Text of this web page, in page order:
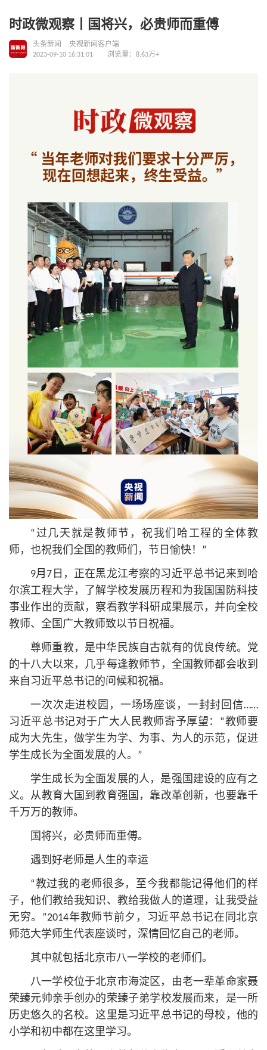
时政微观察丨国将兴，必贵师而重傅
头条新闻
央视新闻客户端
2023-09-10 16:31:01
浏览量：8.63万+
“过几天就是教师节，祝我们哈工程的全体教
师，也祝我们全国的教师们，节日愉快！”
9月7日，正在黑龙江考察的习近平总书记来到哈
尔滨工程大学，了解学校发展历程和为我国国防科技
事业作出的贡献，察看教学科研成果展示，并向全校
教师、全国广大教师致以节日祝福。
尊师重教，是中华民族自古就有的优良传统。党
的十八大以来，几乎每逢教师节，全国教师都会收到
来自习近平总书记的问候和祝福。
一次次走进校园，一场场座谈，一封封回信……
习近平总书记对于广大人民教师寄予厚望：“教师要
成为大先生，做学生为学、为事、为人的示范，促进
学生成长为全面发展的人。”
学生成长为全面发展的人，是强国建设的应有之
义。从教育大国到教育强国，靠改革创新，也要靠千
千万万的教师。
国将兴，必贵师而重傅。
遇到好老师是人生的幸运
“教过我的老师很多，至今我都能记得他们的样
子，他们教给我知识、教给我做人的道理，让我受益
无穷。”2014年教师节前夕，习近平总书记在同北京
师范大学师生代表座谈时，深情回忆自己的老师。
其中就包括北京市八一学校的老师们。
八一学校位于北京市海淀区，由老一辈革命家聂
荣臻元帅亲手创办的荣臻子弟学校发展而来，是一所
历史悠久的名校。这里是习近平总书记的母校，他的
小学和初中都在这里学习。